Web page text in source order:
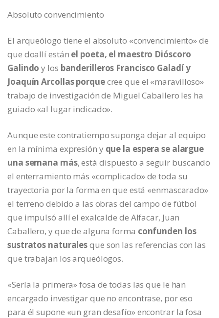
Absoluto convencimiento
El arqueólogo tiene el absoluto «convencimiento» de
que doallí están el poeta, el maestro Dióscoro
Galindo y los banderilleros Francisco Galadí y
Joaquín Arcollas porquecree que el «maravilloso»
trabajo de investigación de Miguel Caballero les ha
guiado «al lugar indicado».
Aunque este contratiempo suponga dejar al equipo
en la mínima expresión y que la espera se alargue
una semana más, está dispuesto a seguir buscando
el enterramiento más «complicado» de toda su
trayectoria por la forma en que está «enmascarado»
el terreno debido a las obras del campo de fútbol
que impulsó allí el exalcalde de Alfacar, Juan
Caballero, y que de alguna forma confunden los
sustratos naturalesque son las referencias con las
que trabajan los arqueólogos.
«Sería la primera» fosa de todas las que le han
encargado investigar que no encontrase, por eso
para él supone «un gran desafío» encontrar la fosa